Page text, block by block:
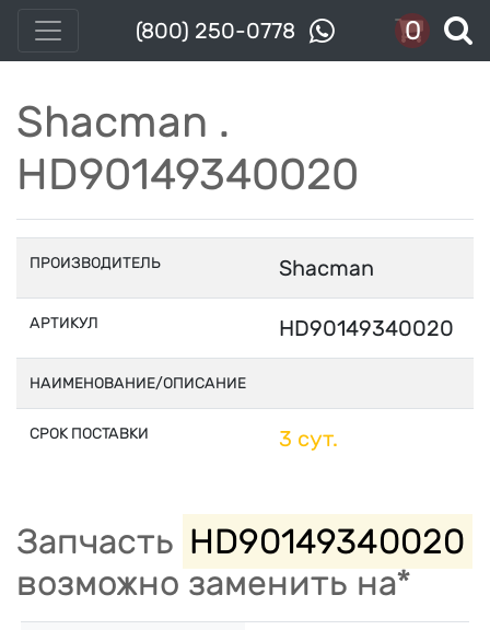
(800) 250-0778 0
Shacman .
HD90149340020
ПРОИЗВОДИТЕЛЬ Shacman
АРТИКУЛ HD90149340020
НАИМЕНОВАНИЕ/ОПИСАНИЕ
СРОК ПОСТАВКИ 3 сут.
Запчасть HD90149340020
возможно заменить на*